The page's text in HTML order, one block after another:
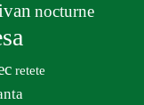
nocturne
retete